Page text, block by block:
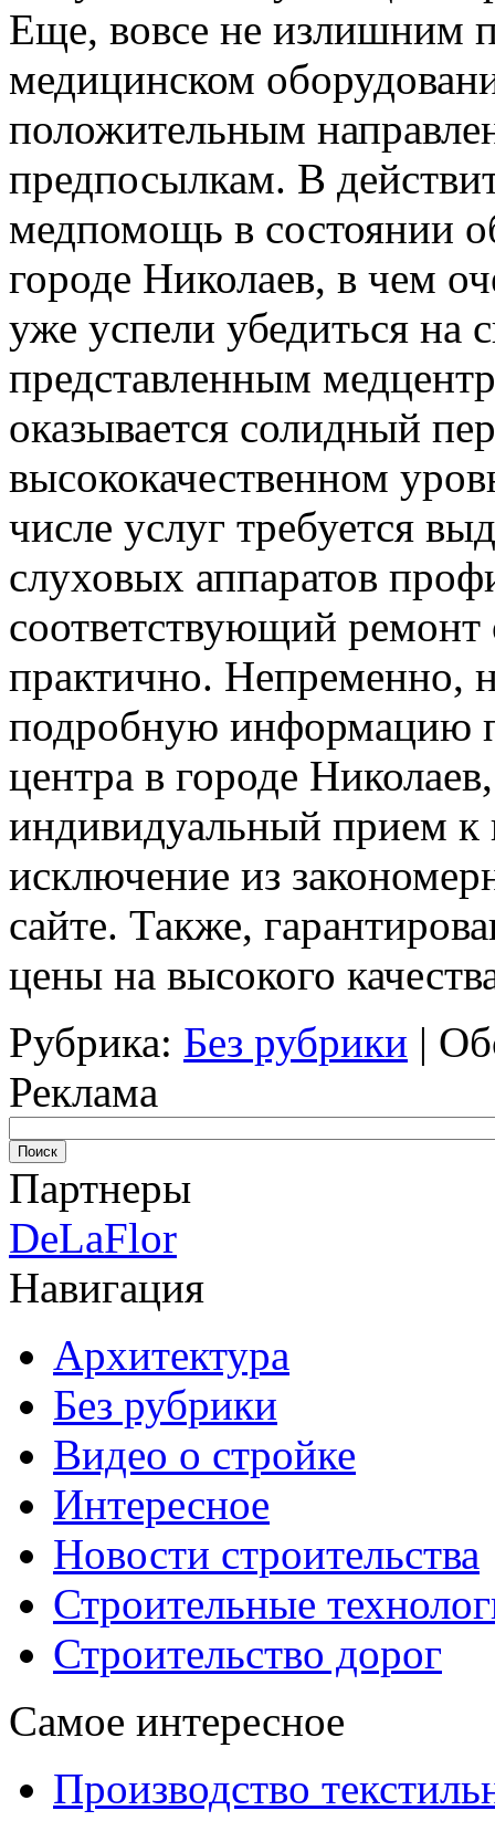
Еще, вовсе не излишним
медицинском
положительным
предпосылкам. В
медпомощь в состоянии
городе Николаев, в чем
уже успели убедиться на
представленным
оказывается солидный
высококачественном
числе услуг требуется
слуховых аппаратов
соответствующий ремонт
практично. Непременно,
подробную информацию
центра в городе
индивидуальный прием к
исключение из
сайте. Также,
цены на высокого
Рубрика: Без рубрики |
Реклама
Партнеры
DeLaFlor
Навигация
Архитектура
Без рубрики
Видео о стройке
Интересное
Новости строительства
Строительные
Строительство дорог
Самое интересное
Производство